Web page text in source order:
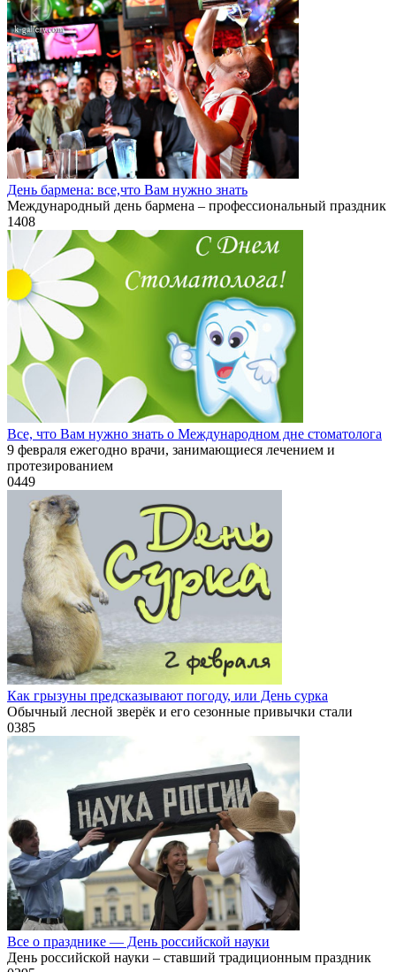
День бармена: все,что Вам нужно знать
Международный день бармена – профессиональный праздник
1408
Все, что Вам нужно знать о Международном дне стоматолога
9 февраля ежегодно врачи, занимающиеся лечением и
протезированием
0449
Как грызуны предсказывают погоду, или День сурка
Обычный лесной зверёк и его сезонные привычки стали
0385
Все о празднике — День российской науки
День российской науки – ставший традиционным праздник